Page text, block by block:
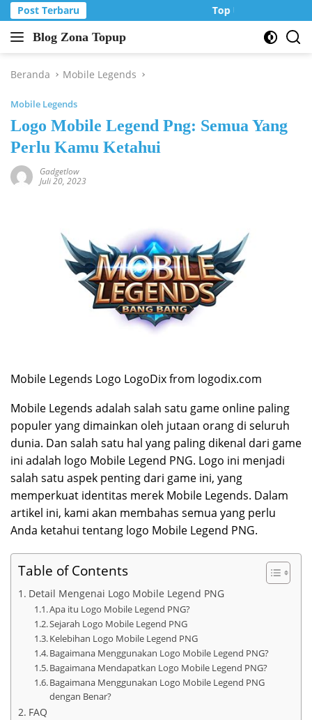
Langsung
ke
konten
Post Terbaru Top Up Murah di
Blog Zona Topup
Tips
Trik
game
online
Beranda Mobile Legends
Mobile Legends
Logo Mobile Legend Png: Semua Yang
Perlu Kamu Ketahui
Gadgetlow
Juli 20, 2023
Mobile Legends Logo LogoDix from logodix.com
Mobile Legends adalah salah satu game online paling
populer yang dimainkan oleh jutaan orang di seluruh
dunia. Dan salah satu hal yang paling dikenal dari game
ini adalah logo Mobile Legend PNG. Logo ini menjadi
salah satu aspek penting dari game ini, yang
memperkuat identitas merek Mobile Legends. Dalam
artikel ini, kami akan membahas semua yang perlu
Anda ketahui tentang logo Mobile Legend PNG.
Table of Contents
Detail Mengenai Logo Mobile Legend PNG
Apa itu Logo Mobile Legend PNG?
Sejarah Logo Mobile Legend PNG
Kelebihan Logo Mobile Legend PNG
Bagaimana Menggunakan Logo Mobile Legend PNG?
Bagaimana Mendapatkan Logo Mobile Legend PNG?
Bagaimana Menggunakan Logo Mobile Legend PNG
dengan Benar?
FAQ